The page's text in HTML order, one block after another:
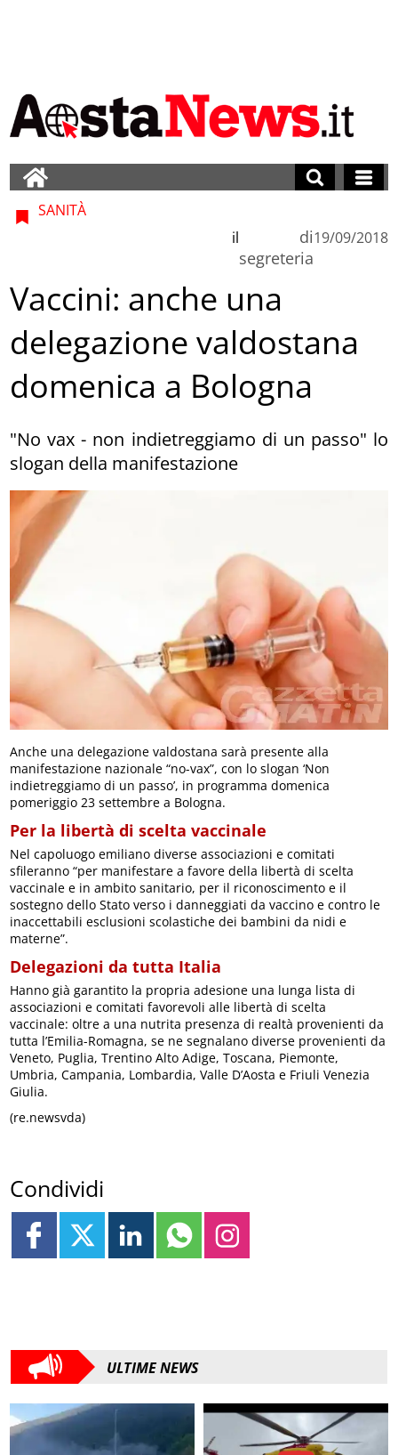
SANITÀ
di
segreteria
il 19/09/2018
Vaccini: anche una
delegazione valdostana
domenica a Bologna
"No vax - non indietreggiamo di un passo" lo
slogan della manifestazione
Anche una delegazione valdostana sarà presente alla
manifestazione nazionale “no-vax”, con lo slogan ‘Non
indietreggiamo di un passo’, in programma domenica
pomeriggio 23 settembre a Bologna.
Per la libertà di scelta vaccinale
Nel capoluogo emiliano diverse associazioni e comitati
sfileranno “per manifestare a favore della libertà di scelta
vaccinale e in ambito sanitario, per il riconoscimento e il
sostegno dello Stato verso i danneggiati da vaccino e contro le
inaccettabili esclusioni scolastiche dei bambini da nidi e
materne”.
Delegazioni da tutta Italia
Hanno già garantito la propria adesione una lunga lista di
associazioni e comitati favorevoli alle libertà di scelta
vaccinale: oltre a una nutrita presenza di realtà provenienti da
tutta l’Emilia-Romagna, se ne segnalano diverse provenienti da
Veneto, Puglia, Trentino Alto Adige, Toscana, Piemonte,
Umbria, Campania, Lombardia, Valle D’Aosta e Friuli Venezia
Giulia.
(re.newsvda)
Condividi
ULTIME NEWS